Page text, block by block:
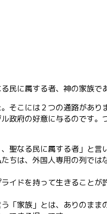
る民に属する者、神の家族で
。そこには２つの通路があり
ル政府の好意に与るのです。
、聖なる民に属する者」と言
たちは、外国人専用の列では
ライドを持って生きることが
う「家族」とは、ありのまま